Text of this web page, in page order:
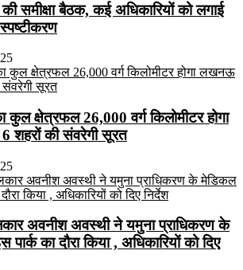
समीक्षा बैठक, कई अधिकारियों को लगाई
क्षेत्रफल 26,000 वर्ग किलोमीटर होगा
की संवरेगी सूरत
अवनीश अवस्थी ने यमुना प्राधिकरण के
पार्क का दौरा किया , अधिकारियों को दिए